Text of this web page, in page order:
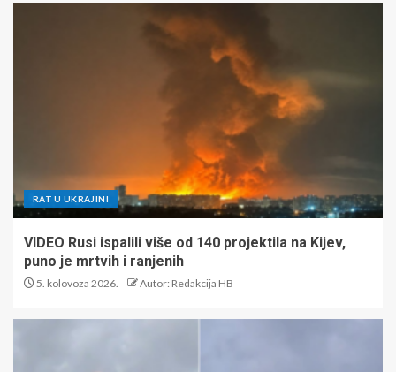
RAT U UKRAJINI
VIDEO Rusi ispalili više od 140 projektila na Kijev,
puno je mrtvih i ranjenih
5. kolovoza 2026. Autor: Redakcija HB